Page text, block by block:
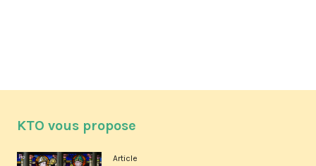
KTO vous propose
Article